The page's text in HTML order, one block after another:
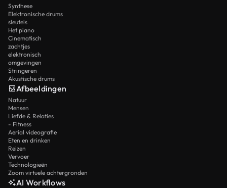
Synthese
Elektronische drums
sleutels
Het piano
Cinematisch
zachtjes
elektronisch
omgevingen
Stringeren
Akustische drums
Afbeeldingen
Natuur
Mensen
Liefde & Relaties
- Fitness
Aerial videografie
Eten en drinken
Reizen
Vervoer
Technologieën
Zoom virtuele achtergronden
AI Workflows